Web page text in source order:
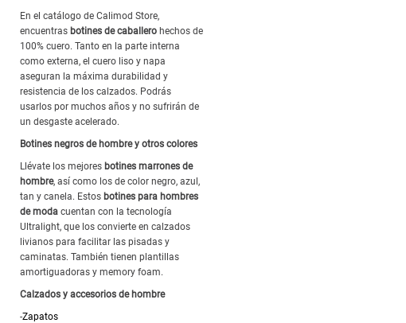
En el catálogo de Calimod Store,
encuentras botines de caballero hechos de
100% cuero. Tanto en la parte interna
como externa, el cuero liso y napa
aseguran la máxima durabilidad y
resistencia de los calzados. Podrás
usarlos por muchos años y no sufrirán de
un desgaste acelerado.
Botines negros de hombre y otros colores
Llévate los mejores botines marrones de
hombre, así como los de color negro, azul,
tan y canela. Estos botines para hombres
de moda cuentan con la tecnología
Ultralight, que los convierte en calzados
livianos para facilitar las pisadas y
caminatas. También tienen plantillas
amortiguadoras y memory foam.
Calzados y accesorios de hombre
-Zapatos